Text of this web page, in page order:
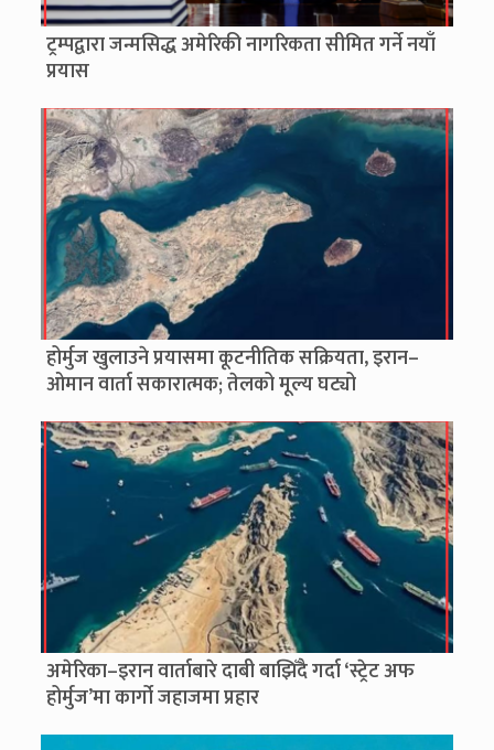
ट्रम्पद्वारा जन्मसिद्ध अमेरिकी नागरिकता सीमित गर्ने नयाँ
प्रयास
होर्मुज खुलाउने प्रयासमा कूटनीतिक सक्रियता, इरान–
ओमान वार्ता सकारात्मक; तेलको मूल्य घट्यो
अमेरिका–इरान वार्ताबारे दाबी बाझिँदै गर्दा ‘स्ट्रेट अफ
होर्मुज’मा कार्गो जहाजमा प्रहार